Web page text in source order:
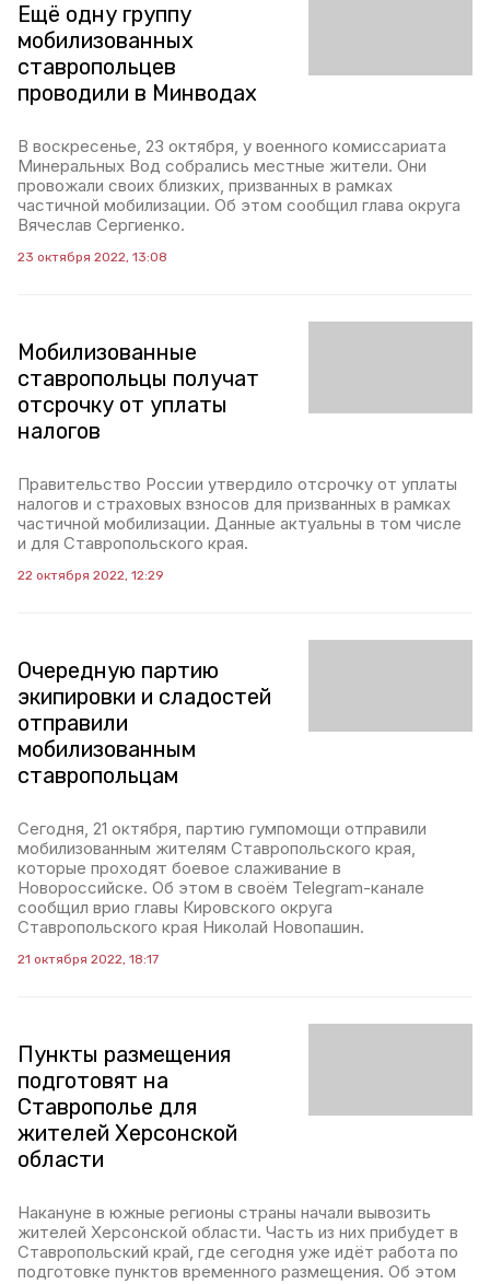
Ещё одну группу
мобилизованных
ставропольцев
проводили в Минводах
В воскресенье, 23 октября, у военного комиссариата
Минеральных Вод собрались местные жители. Они
провожали своих близких, призванных в рамках
частичной мобилизации. Об этом сообщил глава округа
Вячеслав Сергиенко.
23 октября 2022, 13:08
Мобилизованные
ставропольцы получат
отсрочку от уплаты
налогов
Правительство России утвердило отсрочку от уплаты
налогов и страховых взносов для призванных в рамках
частичной мобилизации. Данные актуальны в том числе
и для Ставропольского края.
22 октября 2022, 12:29
Очередную партию
экипировки и сладостей
отправили
мобилизованным
ставропольцам
Сегодня, 21 октября, партию гумпомощи отправили
мобилизованным жителям Ставропольского края,
которые проходят боевое слаживание в
Новороссийске. Об этом в своём Telegram-канале
сообщил врио главы Кировского округа
Ставропольского края Николай Новопашин.
21 октября 2022, 18:17
Пункты размещения
подготовят на
Ставрополье для
жителей Херсонской
области
Накануне в южные регионы страны начали вывозить
жителей Херсонской области. Часть из них прибудет в
Ставропольский край, где сегодня уже идёт работа по
подготовке пунктов временного размещения. Об этом